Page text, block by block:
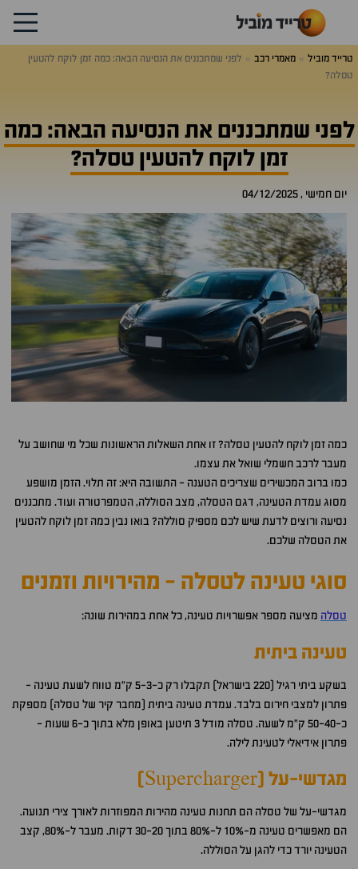
טרייד מוביל מאמרי רכב
לפני שמתכננים את הנסיעה הבאה: כמה זמן לוקח להטעין
טסלה?
לפני שמתכננים את הנסיעה הבאה: כמה
זמן לוקח להטעין טסלה?
יום חמישי , 04/12/2025
כמה זמן לוקח להטעין טסלה? זו אחת השאלות הראשונות שכל מי שחושב על
מעבר לרכב חשמלי שואל את עצמו.
כמו ברוב המכשירים שצריכים הטענה - התשובה היא: זה תלוי. הזמן מושפע
מסוג עמדת הטעינה, דגם הטסלה, מצב הסוללה, הטמפרטורה ועוד. מתכננים
נסיעה ורוצים לדעת שיש לכם מספיק סוללה? בואו נבין כמה זמן לוקח להטעין
את הטסלה שלכם.
סוגי טעינה לטסלה - מהירויות וזמנים
טסלה מציעה מספר אפשרויות טעינה, כל אחת במהירות שונה:
טעינה ביתית
בשקע ביתי רגיל (220 בישראל) תקבלו רק כ-5-3 ק"מ טווח לשעת טעינה -
פתרון למצבי חירום בלבד. עמדת טעינה ביתית (מחבר קיר של טסלה) מספקת
כ-50-40 ק"מ לשעה. טסלה מודל 3 תיטען באופן מלא בתוך כ-6 שעות -
פתרון אידיאלי לטעינת לילה.
מגדשי-על (Supercharger)
מגדשי-על של טסלה הם תחנות טעינה מהירות המפוזרות לאורך צירי תנועה.
הם מאפשרים טעינה מ-10% ל-80% בתוך 30-20 דקות. מעבר ל-80%, קצב
הטעינה יורד כדי להגן על הסוללה.